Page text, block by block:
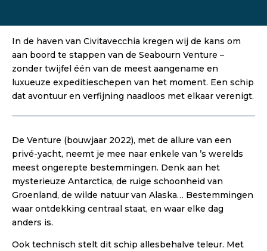
In de haven van Civitavecchia kregen wij de kans om
aan boord te stappen van de Seabourn Venture –
zonder twijfel één van de meest aangename en
luxueuze expeditieschepen van het moment. Een schip
dat avontuur en verfijning naadloos met elkaar verenigt.
De Venture (bouwjaar 2022), met de allure van een
privé-yacht, neemt je mee naar enkele van ’s werelds
meest ongerepte bestemmingen. Denk aan het
mysterieuze Antarctica, de ruige schoonheid van
Groenland, de wilde natuur van Alaska… Bestemmingen
waar ontdekking centraal staat, en waar elke dag
anders is.
Ook technisch stelt dit schip allesbehalve teleur. Met